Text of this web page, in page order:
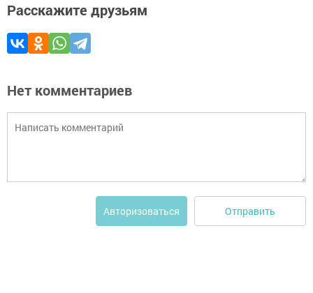
Расскажите друзьям
Нет комментариев
Авторизоваться Отправить